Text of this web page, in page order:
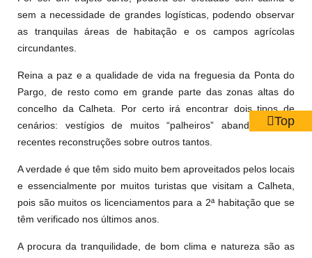
sem a necessidade de grandes logísticas, podendo observar
as tranquilas áreas de habitação e os campos agrícolas
circundantes.
Reina a paz e a qualidade de vida na freguesia da Ponta do
Pargo, de resto como em grande parte das zonas altas do
concelho da Calheta. Por certo irá encontrar dois tipos de
cenários: vestígios de muitos “palheiros” abandonados e
recentes reconstruções sobre outros tantos.
A verdade é que têm sido muito bem aproveitados pelos locais
e essencialmente por muitos turistas que visitam a Calheta,
pois são muitos os licenciamentos para a 2ª habitação que se
têm verificado nos últimos anos.
A procura da tranquilidade, de bom clima e natureza são as
Top